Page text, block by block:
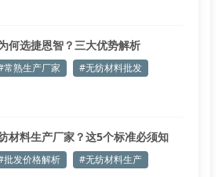
何选捷恩智？三大优势解析
常熟生产厂家 #无纺材料批发
材料生产厂家？这5个标准必须知
批发价格解析 #无纺材料生产